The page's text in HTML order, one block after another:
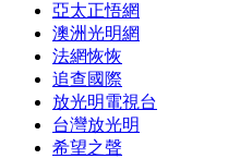
亞太正悟網
澳洲光明網
法網恢恢
追查國際
放光明電視台
台灣放光明
希望之聲